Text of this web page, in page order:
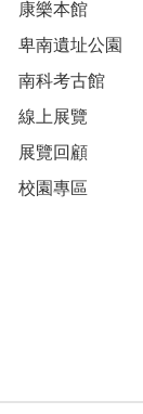
康樂本館
卑南遺址公園
南科考古館
線上展覽
展覽回顧
校園專區